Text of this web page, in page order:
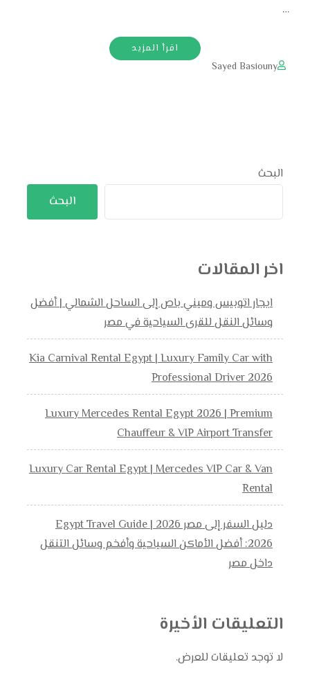
…
اقرأ المزيد
Sayed Basiouny
البحث
البحث
اخر المقالات
ايجار اتوبيس وميني باص إلى الساحل الشمالي | أفضل
وسائل النقل للقرى السياحية في مصر
Kia Carnival Rental Egypt | Luxury Family Car with
Professional Driver 2026
Luxury Mercedes Rental Egypt 2026 | Premium
Chauffeur & VIP Airport Transfer
Luxury Car Rental Egypt | Mercedes VIP Car & Van
Rental
دليل السفر إلى مصر 2026 | Egypt Travel Guide
2026: أفضل الأماكن السياحية وأفخم وسائل التنقل
داخل مصر
التعليقات الأخيرة
لا توجد تعليقات للعرض.